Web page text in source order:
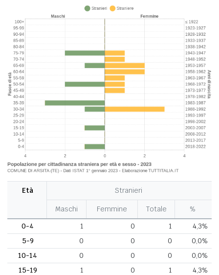
Età Stranieri
Maschi Femmine Totale
%
0-4
1 0 1
4,3%
5-9
0 0 0
0,0%
10-14
0 0 0
0,0%
15-19
1 0 1
4,3%